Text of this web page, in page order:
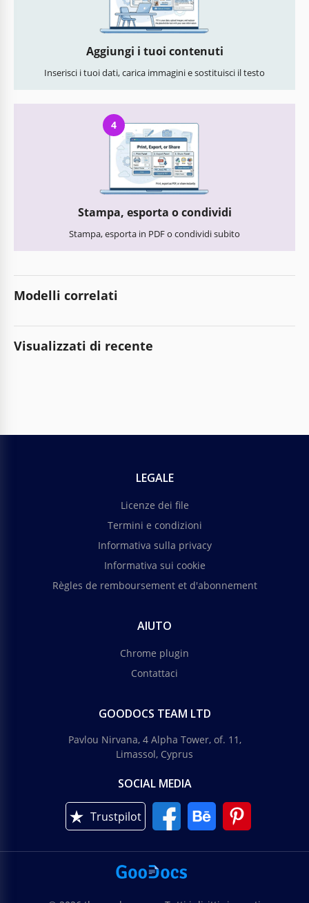
Aggiungi i tuoi contenuti
Inserisci i tuoi dati, carica immagini e sostituisci il testo
4
Stampa, esporta o condividi
Stampa, esporta in PDF o condividi subito
Modelli correlati
Visualizzati di recente
LEGALE
Licenze dei file
Termini e condizioni
Informativa sulla privacy
Informativa sui cookie
Règles de remboursement et d'abonnement
AIUTO
Chrome plugin
Contattaci
GOODOCS TEAM LTD
Pavlou Nirvana, 4 Alpha Tower, of. 11,
Limassol, Cyprus
SOCIAL MEDIA
Trustpilot